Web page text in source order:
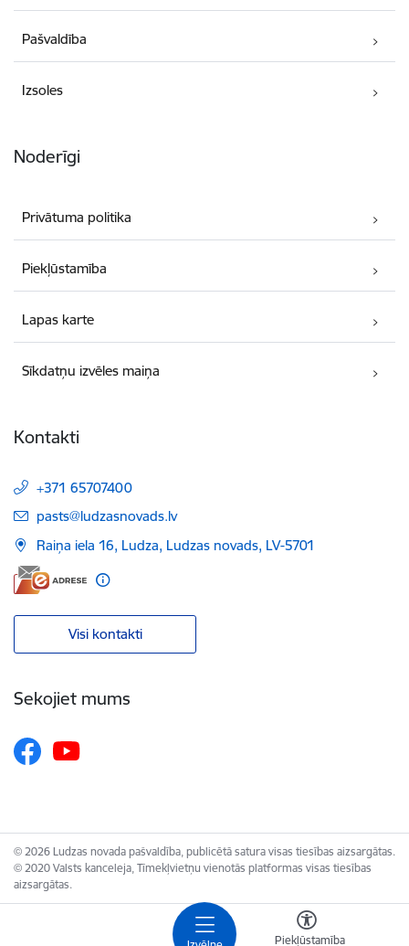
Piekļūstamība
Pašvaldība
Izsoles
Noderīgi
Privātuma politika
Piekļūstamība
Lapas karte
Sīkdatņu izvēles maiņa
Kontakti
+371 65707400
E-pasts:
pasts@ludzasnovads.lv
Raiņa iela 16, Ludza, Ludzas novads, LV-5701
Visi kontakti
Sekojiet mums
© 2026 Ludzas novada pašvaldība, publicētā satura visas tiesības aizsargātas.
© 2020 Valsts kanceleja, Tīmekļvietņu vienotās platformas visas tiesības
aizsargātas.